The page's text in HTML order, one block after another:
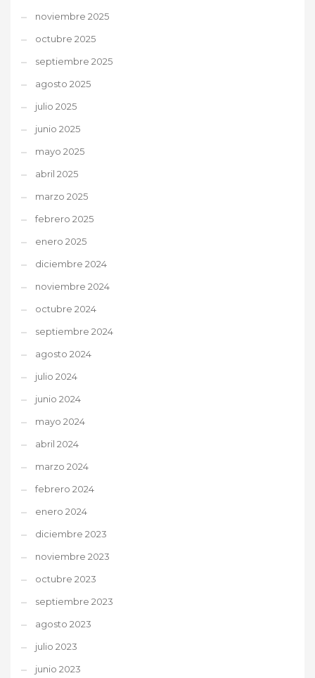
noviembre 2025
octubre 2025
septiembre 2025
agosto 2025
julio 2025
junio 2025
mayo 2025
abril 2025
marzo 2025
febrero 2025
enero 2025
diciembre 2024
noviembre 2024
octubre 2024
septiembre 2024
agosto 2024
julio 2024
junio 2024
mayo 2024
abril 2024
marzo 2024
febrero 2024
enero 2024
diciembre 2023
noviembre 2023
octubre 2023
septiembre 2023
agosto 2023
julio 2023
junio 2023